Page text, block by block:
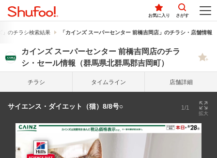
お気に入り さがす
」のチラシ検索結果 「カインズ スーパーセンター 前橋吉岡店」のチラシ・店舗情報
カインズ スーパーセンター 前橋吉岡店のチラ
シ・セール情報（群馬県北群馬郡吉岡町）
チラシ タイム ライン 店舗詳細
サイエンス・ダイエット（猫）8/8号○ 1/1
拡大